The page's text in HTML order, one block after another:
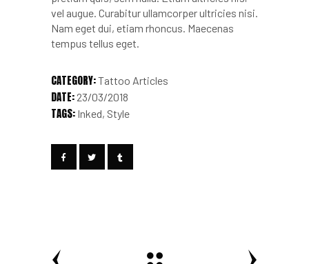
vel augue. Curabitur ullamcorper ultricies nisi.
Nam eget dui, etiam rhoncus. Maecenas
tempus tellus eget.
CATEGORY:Tattoo Articles
DATE: 23/03/2018
TAGS: Inked Style